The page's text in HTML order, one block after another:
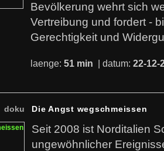
Bevölkerung wehrt sich
Vertreibung und fordert -
Gerechtigkeit und
laenge: 51 min | datum: 22-12-
doku Die Angst wegschmeissen
Seit 2008 ist Norditalien
ungewöhnlicher